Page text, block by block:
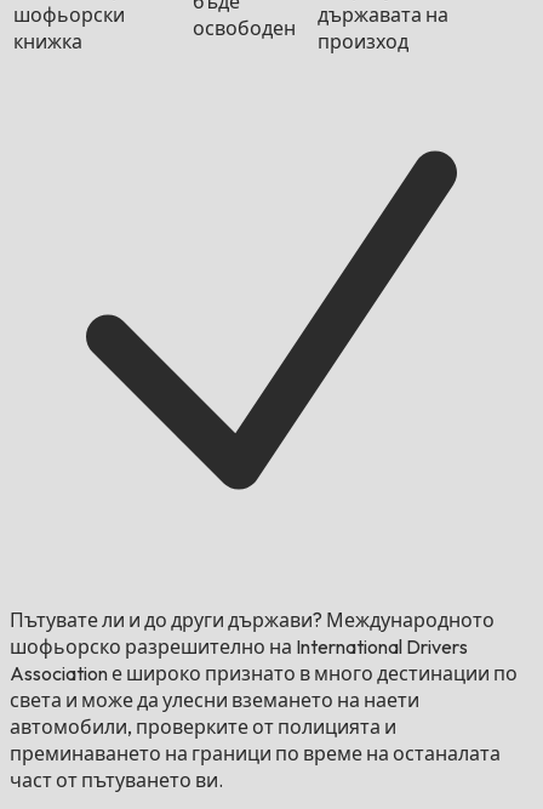
шофьорски
книжка
освободен
държавата на
произход
Пътувате ли и до други държави? Международното
шофьорско разрешително на International Drivers
Association е широко признато в много дестинации по
света и може да улесни вземането на наети
автомобили, проверките от полицията и
преминаването на граници по време на останалата
част от пътуването ви.